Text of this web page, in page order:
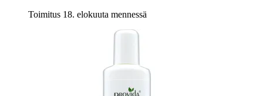
Toimitus 18. elokuuta mennessä